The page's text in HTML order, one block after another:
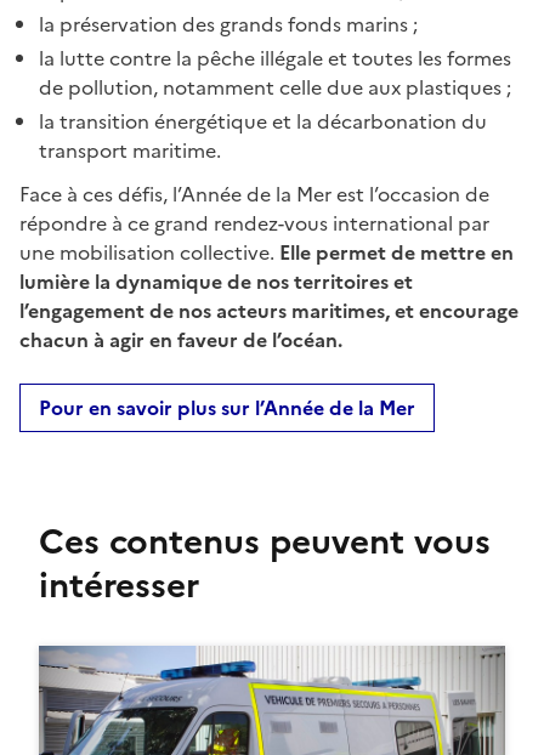
la préservation des grands fonds marins ;
la lutte contre la pêche illégale et toutes les formes
de pollution, notamment celle due aux plastiques ;
la transition énergétique et la décarbonation du
transport maritime.
Face à ces défis, l’Année de la Mer est l’occasion de
répondre à ce grand rendez-vous international par
une mobilisation collective. Elle permet de mettre en
lumière la dynamique de nos territoires et
l’engagement de nos acteurs maritimes, et encourage
chacun à agir en faveur de l’océan.
Pour en savoir plus sur l’Année de la Mer
Ces contenus peuvent vous
intéresser